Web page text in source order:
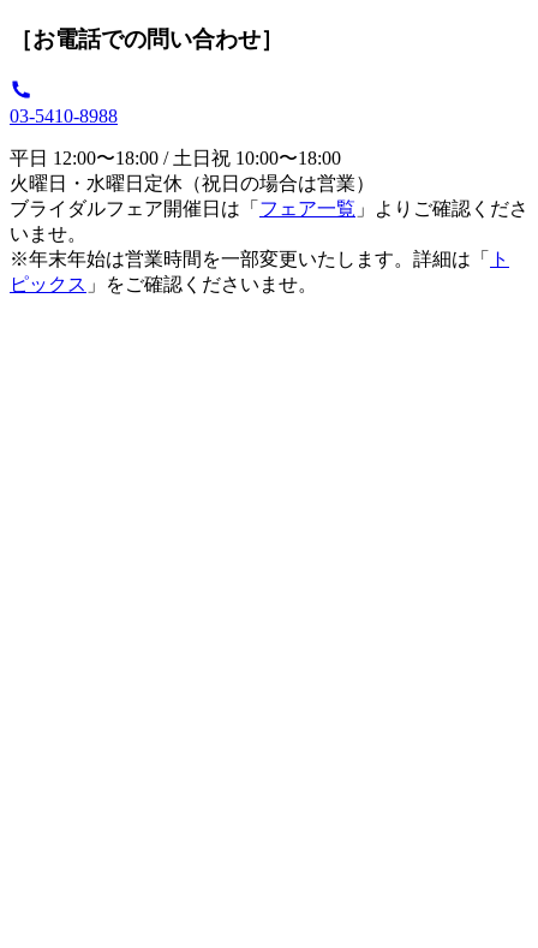
［お電話での問い合わせ］
03-5410-8988
平日 12:00〜18:00 / 土日祝 10:00〜18:00
火曜日・水曜日定休（祝日の場合は営業）
ブライダルフェア開催日は「 フェア一覧 」よりご確認くださ
いませ。
※年末年始は営業時間を一部変更いたします。詳細は「
ト
ピックス 」をご確認くださいませ。